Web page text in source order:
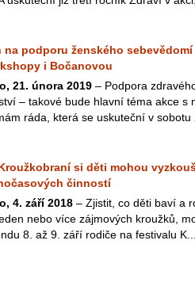
na podporu ženského
i Bočanovou
21. února 2019 – Podpora
– takové bude hlavní téma akce s
ráda, která se uskuteční v sobotu
si děti mohou
činností
4. září 2018 – Zjistit, co děti baví a
nebo více zájmových kroužků,
8. až 9. září rodiče na festivalu K...